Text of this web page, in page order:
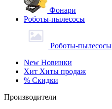
Фонари
Роботы-пылесосы
Роботы-пылесосы
New Новинки
Хит Хиты продаж
% Скидки
Производители